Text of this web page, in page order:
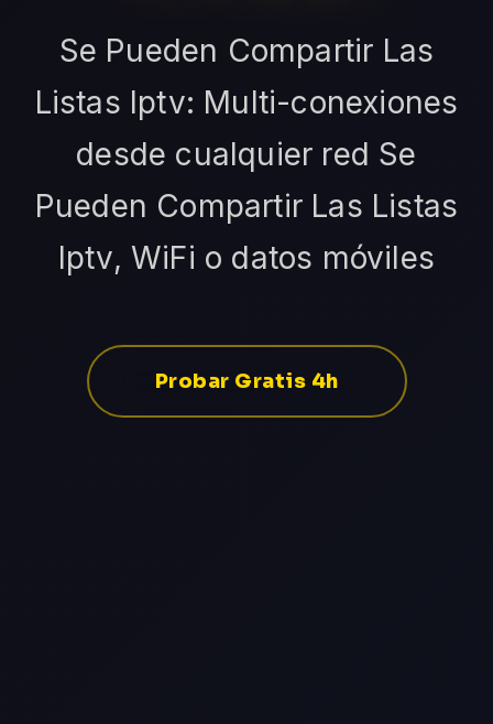
Se Pueden Compartir Las
Listas Iptv: Multi-conexiones
desde cualquier red Se
Pueden Compartir Las Listas
Iptv, WiFi o datos móviles
Probar Gratis 4h